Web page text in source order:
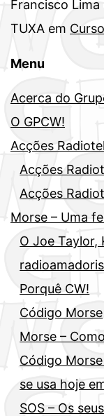
Francisco Lima
TUXA em
Menu
Acerca do
O GPCW!
Acções
Acções
Acções
Morse – Uma
O Joe Taylor,
Porquê CW!
Código Morse
Morse –
Código
se usa hoje
SOS – Os